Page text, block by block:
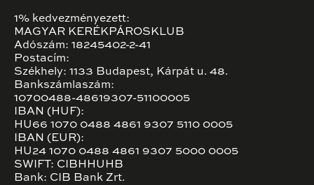
1% kedvezményezett:
MAGYAR KERÉKPÁROSKLUB
Adószám: 18245402-2-41
Postacím:
Székhely: 1133 Budapest, Kárpát u. 48.
Bankszámlaszám:
10700488-48619307-51100005
IBAN (HUF):
HU66 1070 0488 4861 9307 5110 0005
IBAN (EUR):
HU24 1070 0488 4861 9307 5000 0005
SWIFT: CIBHHUHB
Bank: CIB Bank Zrt.